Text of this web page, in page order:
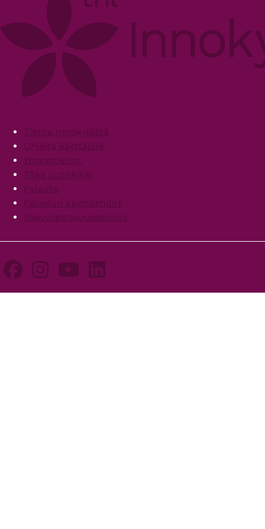
FooterTietoa Innokylästä
Ohjeita käyttäjille
Yhteystiedot
Tilaa uutiskirje
Palaute
Palvelun käyttöehdot
Saavutettavuusseloste